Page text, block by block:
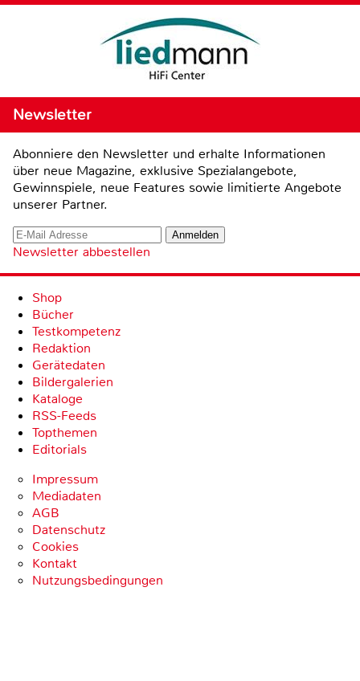
Newsletter
Abonniere den Newsletter und erhalte Informationen
über neue Magazine, exklusive Spezialangebote,
Gewinnspiele, neue Features sowie limitierte Angebote
unserer Partner.
Newsletter abbestellen
Shop
Bücher
Testkompetenz
Redaktion
Gerätedaten
Bildergalerien
Kataloge
RSS-Feeds
Topthemen
Editorials
Impressum
Mediadaten
AGB
Datenschutz
Cookies
Kontakt
Nutzungsbedingungen